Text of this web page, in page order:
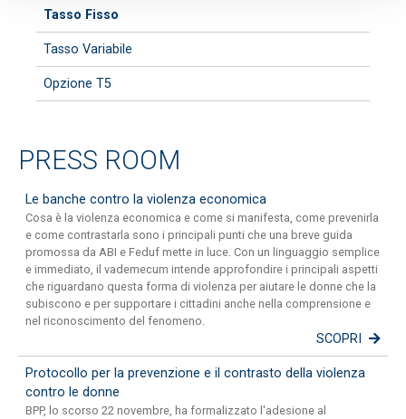
Tasso Fisso
Tasso Variabile
Opzione T5
PRESS ROOM
Le banche contro la violenza economica
Cosa è la violenza economica e come si manifesta, come prevenirla
e come contrastarla sono i principali punti che una breve guida
promossa da ABI e Feduf mette in luce. Con un linguaggio semplice
e immediato, il vademecum intende approfondire i principali aspetti
che riguardano questa forma di violenza per aiutare le donne che la
subiscono e per supportare i cittadini anche nella comprensione e
nel riconoscimento del fenomeno.
SCOPRI
Protocollo per la prevenzione e il contrasto della violenza
contro le donne
BPP, lo scorso 22 novembre, ha formalizzato l'adesione al